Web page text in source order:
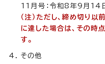
11月号：令和8年9月14
（注）ただし、締め切り
に達した場合は、その時
す。
その他